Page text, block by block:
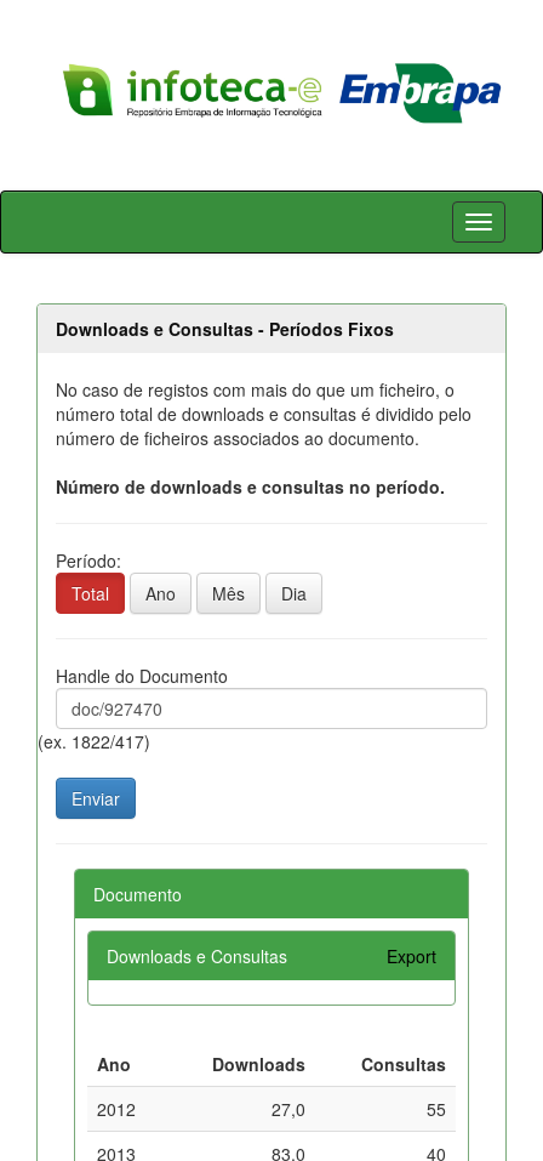
Skip
Downloads e Consultas - Períodos Fixos
No caso de registos com mais do que um ficheiro, o
número total de downloads e consultas é dividido pelo
número de ficheiros associados ao documento.
Número de downloads e consultas no período.
Período:
Total
Ano Mês Dia
Handle do Documento
(ex. 1822/417)
Documento
Downloads e Consultas Export
Ano Downloads
Consultas
2012
27,0
55
2013
83,0
40